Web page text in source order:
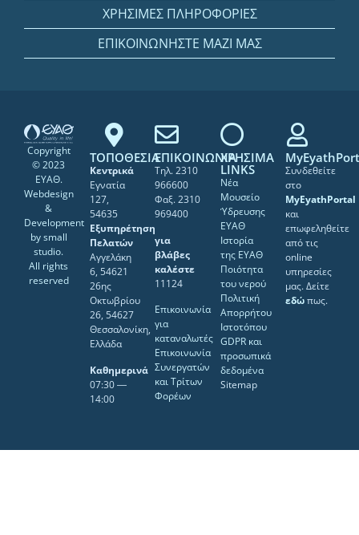
ΧΡΗΣΙΜΕΣ ΠΛΗΡΟΦΟΡΙΕΣ
ΕΠΙΚΟΙΝΩΝΗΣΤΕ ΜΑΖΙ ΜΑΣ
Copyright
© 2023
ΕΥΑΘ.
Webdesign
&
Development
bysmall
studio.
All rights
reserved
ΤΟΠΟΘΕΣΙΑ
Κεντρικά
Εγνατία
127,
54635
Εξυπηρέτηση
Πελατών
Αγγελάκη
6, 54621
26ης
Οκτωβρίου
26, 54627
Θεσσαλονίκη,
Ελλάδα
Καθημερινά
07:30 ―
14:00
ΕΠΙΚΟΙΝΩΝΙΑ
Τηλ. 2310
966600
Φαξ. 2310
969400
για
βλάβες
καλέστε
11124
Επικοινωνία
για
καταναλωτές
Επικοινωνία
Συνεργατών
και Τρίτων
Φορέων
ΧΡΗΣΙΜΑ
LINKS
Νέα
Μουσείο
Ύδρευσης
ΕΥΑΘ
Ιστορία
της ΕΥΑΘ
Ποιότητα
του νερού
Πολιτική
Απορρήτου
Ιστοτόπου
GDPR και
προσωπικά
δεδομένα
Sitemap
Συνδεθείτε
στο
MyEyathPortal
και
επωφεληθείτε
από τις
online
υπηρεσίες
μας. Δείτε
εδώπως.